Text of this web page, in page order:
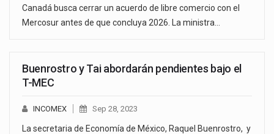
Canadá busca cerrar un acuerdo de libre comercio con el
Mercosur antes de que concluya 2026. La ministra…
Buenrostro y Tai abordarán pendientes bajo el
T-MEC
INCOMEX Sep 28, 2023
La secretaria de Economía de México, Raquel Buenrostro, y